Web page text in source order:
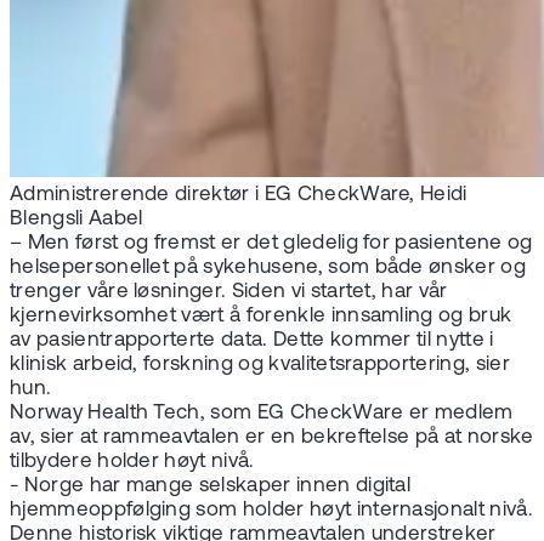
Administrerende direktør i EG CheckWare, Heidi
Blengsli Aabel
– Men først og fremst er det gledelig for pasientene og
helsepersonellet på sykehusene, som både ønsker og
trenger våre løsninger. Siden vi startet, har vår
kjernevirksomhet vært å forenkle innsamling og bruk
av pasientrapporterte data. Dette kommer til nytte i
klinisk arbeid, forskning og kvalitetsrapportering, sier
hun.
Norway Health Tech, som EG CheckWare er medlem
av, sier at rammeavtalen er en bekreftelse på at norske
tilbydere holder høyt nivå.
- Norge har mange selskaper innen digital
hjemmeoppfølging som holder høyt internasjonalt nivå.
Denne historisk viktige rammeavtalen understreker